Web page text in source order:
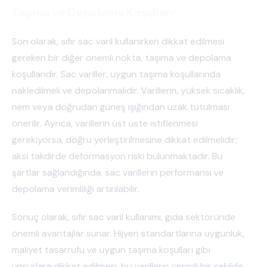
Son olarak, sıfır sac varil kullanırken dikkat edilmesi
gereken bir diğer önemli nokta, taşıma ve depolama
koşullarıdır. Sac variller, uygun taşıma koşullarında
nakledilmeli ve depolanmalıdır. Varillerin, yüksek sıcaklık,
nem veya doğrudan güneş ışığından uzak tutulması
önerilir. Ayrıca, varillerin üst üste istiflenmesi
gerekiyorsa, doğru yerleştirilmesine dikkat edilmelidir;
aksi takdirde deformasyon riski bulunmaktadır. Bu
şartlar sağlandığında, sac varillerin performansı ve
depolama verimliliği artırılabilir.
Sonuç olarak, sıfır sac varil kullanımı, gıda sektöründe
önemli avantajlar sunar. Hijyen standartlarına uygunluk,
maliyet tasarrufu ve uygun taşıma koşulları gibi